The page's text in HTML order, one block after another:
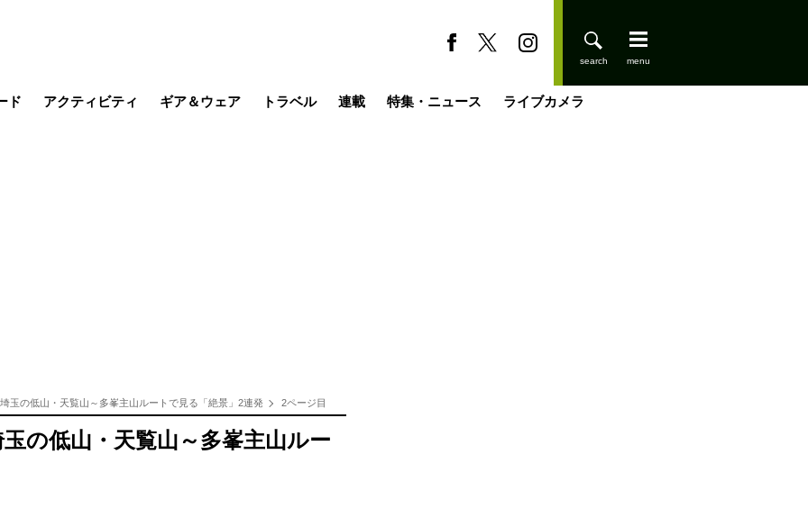
ド アクティビティ ギア＆ウェア トラベル 連載 特集・ニュース ライブカメラ
玉の低山・天覧山～多峯主山ルートで見る「絶景」2連発 2ページ目
の低山・天覧山～多峯主山ルー